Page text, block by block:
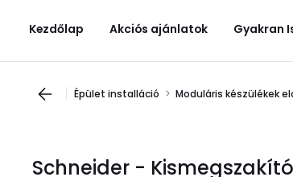
Kezdőlap Akciós ajánlatok Gyakran
Épület installáció Moduláris készülékek
Schneider -